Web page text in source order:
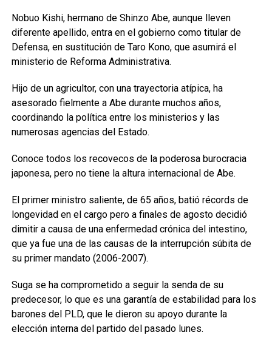
Nobuo Kishi, hermano de Shinzo Abe, aunque lleven
diferente apellido, entra en el gobierno como titular de
Defensa, en sustitución de Taro Kono, que asumirá el
ministerio de Reforma Administrativa.
Hijo de un agricultor, con una trayectoria atípica, ha
asesorado fielmente a Abe durante muchos años,
coordinando la política entre los ministerios y las
numerosas agencias del Estado.
Conoce todos los recovecos de la poderosa burocracia
japonesa, pero no tiene la altura internacional de Abe.
El primer ministro saliente, de 65 años, batió récords de
longevidad en el cargo pero a finales de agosto decidió
dimitir a causa de una enfermedad crónica del intestino,
que ya fue una de las causas de la interrupción súbita de
su primer mandato (2006-2007).
Suga se ha comprometido a seguir la senda de su
predecesor, lo que es una garantía de estabilidad para los
barones del PLD, que le dieron su apoyo durante la
elección interna del partido del pasado lunes.